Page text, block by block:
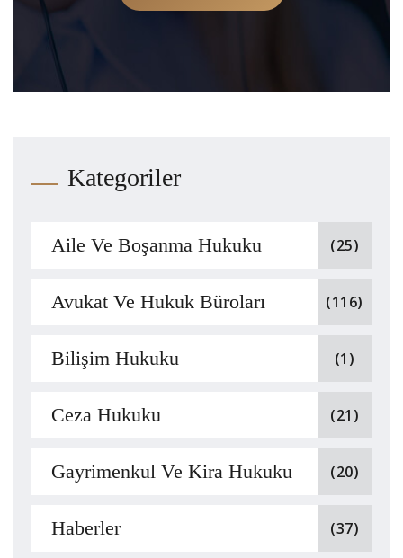
Kategoriler
Aile Ve Boşanma Hukuku (25)
Avukat Ve Hukuk Büroları (116)
Bilişim Hukuku (1)
Ceza Hukuku (21)
Gayrimenkul Ve Kira Hukuku (20)
Haberler (37)